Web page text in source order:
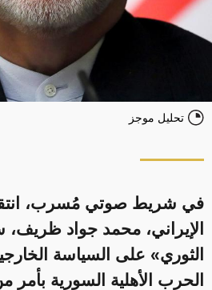
تحليل موجز
في شريط صوتي مُسرب، انتقد
الإيراني، محمد جواد
الثوري» على السياسة
الحرب الأهلية السورية بأمر